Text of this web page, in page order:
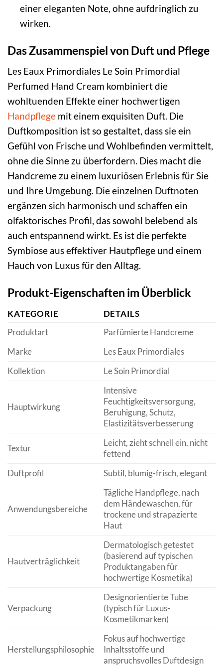
einer eleganten Note, ohne aufdringlich zu
wirken.
Das Zusammenspiel von Duft und Pflege
Les Eaux Primordiales Le Soin Primordial
Perfumed Hand Cream kombiniert die
wohltuenden Effekte einer hochwertigen
Handpflege mit einem exquisiten Duft. Die
Duftkomposition ist so gestaltet, dass sie ein
Gefühl von Frische und Wohlbefinden vermittelt,
ohne die Sinne zu überfordern. Dies macht die
Handcreme zu einem luxuriösen Erlebnis für Sie
und Ihre Umgebung. Die einzelnen Duftnoten
ergänzen sich harmonisch und schaffen ein
olfaktorisches Profil, das sowohl belebend als
auch entspannend wirkt. Es ist die perfekte
Symbiose aus effektiver Hautpflege und einem
Hauch von Luxus für den Alltag.
Produkt-Eigenschaften im Überblick
KATEGORIE
DETAILS
Produktart
Parfümierte Handcreme
Marke
Les Eaux Primordiales
Kollektion
Le Soin Primordial
Hauptwirkung
Intensive
Feuchtigkeitsversorgung,
Beruhigung, Schutz,
Elastizitätsverbesserung
Textur
Leicht, zieht schnell ein, nicht
fettend
Duftprofil
Subtil, blumig-frisch, elegant
Anwendungsbereiche
Tägliche Handpflege, nach
dem Händewaschen, für
trockene und strapazierte
Haut
Hautverträglichkeit
Dermatologisch getestet
(basierend auf typischen
Produktangaben für
hochwertige Kosmetika)
Verpackung
Designorientierte Tube
(typisch für Luxus-
Kosmetikmarken)
Herstellungsphilosophie
Fokus auf hochwertige
Inhaltsstoffe und
anspruchsvolles Duftdesign